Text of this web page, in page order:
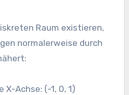
Raum existieren,
normalerweise durch
X-Achse: (-1, 0, 1)